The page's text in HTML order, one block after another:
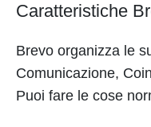
Caratteristiche
Brevo organizza le
Comunicazione,
Puoi fare le cose